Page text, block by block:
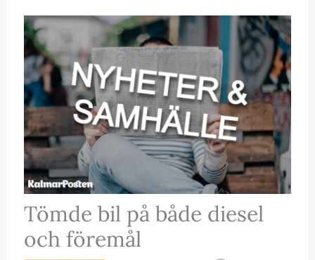
Tömde bil på både diesel
och föremål